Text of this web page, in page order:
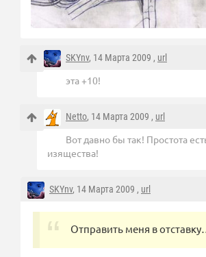
SKYnv, 14 Марта 2009 , url
эта +10!
Netto, 14 Марта 2009 , url
Вот давно бы так! Простота
изящества!
SKYnv, 14 Марта 2009 , url
Отправить меня в